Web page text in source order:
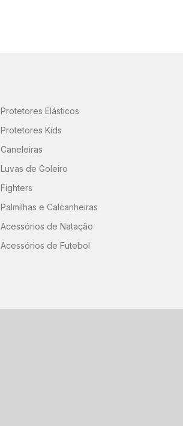
Protetores Elásticos
Protetores Kids
Caneleiras
Luvas de Goleiro
Fighters
Palmilhas e Calcanheiras
Acessórios de Natação
Acessórios de Futebol